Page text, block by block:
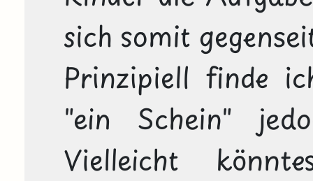
sich somit
Prinzipiell finde
"ein Schein"
Vielleicht